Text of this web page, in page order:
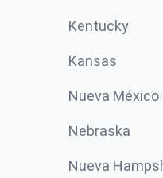
Kentucky
Kansas
Nueva México
Nebraska
Nueva